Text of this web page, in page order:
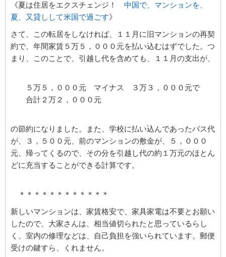
《夏は住居をエクスチェンジ！ 中国で、マンションを、
夏、又貸しして米国で過ごす》
さて、この転居をしなければ、１１月に旧マンションの再契
約で、年間家賃５万５，０００元を払い込むはずでした。つ
まり、このことで、引越し代を含めても、１１月の支出が、
５万５，０００元 マイナス ３万３，０００元で
合計２万２，０００元
の節約になりました。また、学校に払い込んであったバス代
が、３，５００元、前のマンションの敷金が、５，０００
元、帰ってくるので、その分を引越し代の約１万元のほとん
どに充当することができる計算です。
＊＊＊＊＊＊＊＊＊＊＊＊
新しいマンションは、家賃格安で、家具家電は不要とお願い
したので、大家さんは、相当値切られたと思っているらし
く、室内の修理などは、自己負担を強いられています。郵便
受けの鍵すら、くれません。